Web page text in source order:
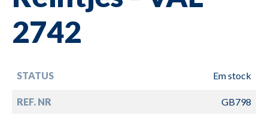
2742
STATUS Em stock
REF. NR GB798